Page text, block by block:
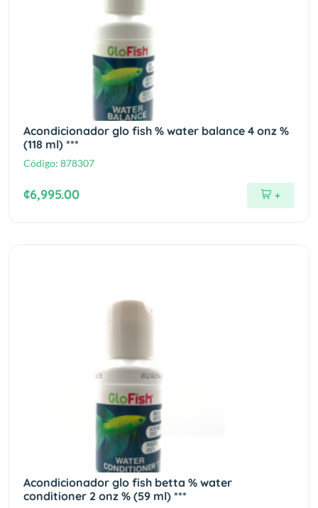
Acondicionador glo fish % water balance 4 onz %
(118 ml) ***
Código: 878307
¢6,995.00 +
Acondicionador glo fish betta % water
conditioner 2 onz % (59 ml) ***